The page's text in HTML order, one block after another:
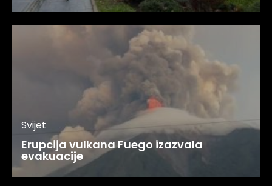
Svijet
Erupcija vulkana Fuego izazvala
evakuacije